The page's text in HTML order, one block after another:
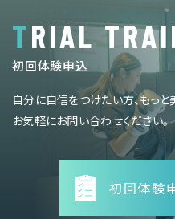
TRIAL
初回体験申込
自分に自信をつけたい方、もっと
お気軽にお問い合わせください。
初回体験